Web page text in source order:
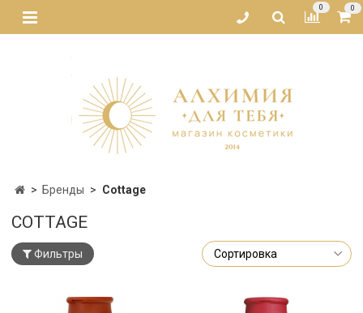
0 0
Бренды Cottage
COTTAGE
Фильтры